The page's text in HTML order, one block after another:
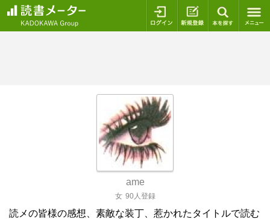
ログイン 新規登録
ame
女 90人登録
読メの皆様の感想、素敵な装丁、惹かれたタイトルで読む